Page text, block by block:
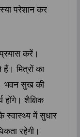
परेशान कर
करें।
मित्रों का
भवन सुख की
होंगे। शैक्षिक
स्वास्थ्‍य में सुधार
रहेगी।